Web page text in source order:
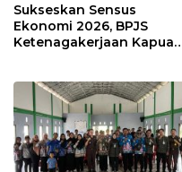
Sukseskan Sensus
Ekonomi 2026, BPJS
Ketenagakerjaan Kapuas